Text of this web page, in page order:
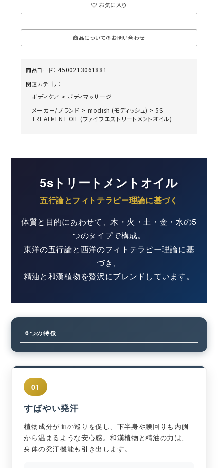
お気に入り
商品についてのお問い合わせ
商品コード： 4500213061881
関連カテゴリ：
ボディケア >ボディマッサージ
メーカー/ブランド > modish (モディッシュ) >5S
TREATMENT OIL (ファイブエストリートメントオイル)
5sトリートメントオイル
五行論とフィトテラピー理論に基づく
体質と目的にあわせて、木・火・土・金・水の5
つのタイプで構成。
東洋の五行論と西洋のフィトテラピー理論に基
づき、
精油と和漢植物を贅沢にブレンドしています。
6つの特徴
01
すばやい発汗
植物成分が血の巡りを促し、下半身や腰回りも内側
から温まるような安心感。和漢植物と精油の力は、
身体の発汗機能も引き出します。